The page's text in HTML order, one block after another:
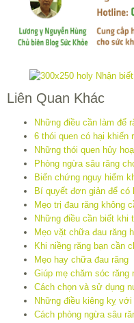
Liên Quan Khác
Những điều cần làm để
6 thói quen có hại khiến
Những thói quen hủy
Phòng ngừa sâu răng
Biến chứng nguy hiểm
Bí quyết đơn giản để
Mẹo trị đau răng không
Những điều cần biết khi
Mẹo vặt chữa đau răng
Khi niềng răng bạn cần
Mẹo hay chữa đau răng
Giúp mẹ chăm sóc răng
Cách chọn và sử dụng
Những điều kiêng kỵ
Cách phòng ngừa sâu